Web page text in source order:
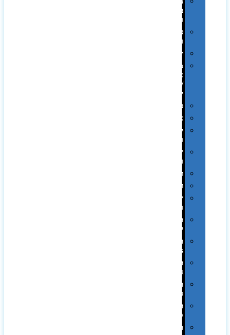
בפחית
וקופות
כוסות
ובקבוקים
שילובים
מתנות
אקולוגיות
ירוקות
פרימיום
צידניות
קמפינג
ושטח
שלוקרים
ומידניות
רטרו
רכב
שעונים
ומסגרות
תיקים
לכנסים
תיקי
Swiss
תיקי
תיקי
טיולים
תיקי
ספורט
תיקי